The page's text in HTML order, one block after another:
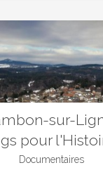
sur-
pour
Documentaires